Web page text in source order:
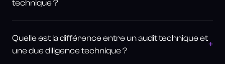
technique ?
Quelle est la différence entre un audit technique et
une due diligence technique ?
+